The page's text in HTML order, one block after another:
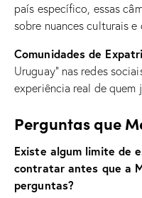
país específico, essas
sobre nuances culturais e
Comunidades de
Uruguay” nas redes
experiência real de quem
Perguntas que
Existe algum limite de
contratar antes que a
perguntas?